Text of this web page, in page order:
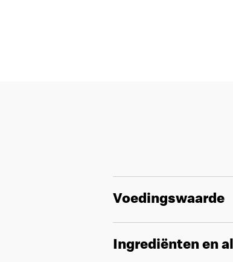
Voedingswaarde
Ingrediënten en